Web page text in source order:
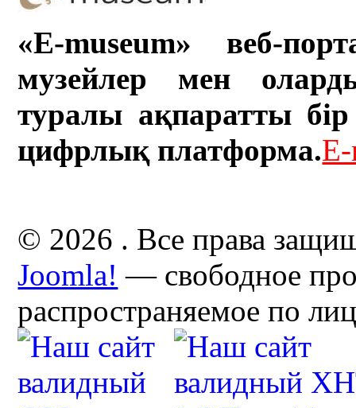
«E-museum» веб-
музейлер мен
туралы ақпаратты бір
цифрлық платформа.
© 2026 . Все права
Joomla! — свободное
распространяемое по